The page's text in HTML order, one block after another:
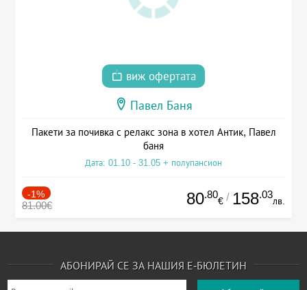
виж офертата
Павел Баня
Пакети за почивка с релакс зона в хотел Антик, Павел
баня
Дата: 01.10 - 31.05 + полупансион
-1%
81.00€ 80.80
€ / 158.03
лв.
АБОНИРАЙ СЕ ЗА НАШИЯ Е-БЮЛЕТИН